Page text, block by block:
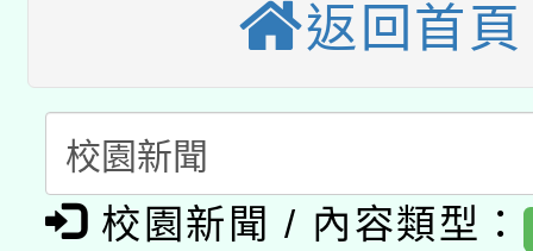
開 智慧啟航」
「2026桃園藝術巡演
關事宜
轉知教育部國民及學前
國立臺灣師範大學辦理
年度健康促進學校輔導
函轉國家教育研究院中
原住民族教育政策研討
轉知教育部國民及學前
返回首頁
校園新聞 / 內容類型：